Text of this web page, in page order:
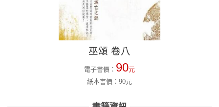
巫頌 卷八
電子書價： 90元
紙本書價： 90元